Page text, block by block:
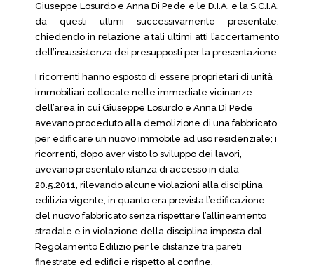
Giuseppe Losurdo e Anna Di Pede e le D.I.A. e la S.C.I.A.
da questi ultimi successivamente presentate,
chiedendo in relazione a tali ultimi atti l’accertamento
dell’insussistenza dei presupposti per la presentazione.
I ricorrenti hanno esposto di essere proprietari di unità
immobiliari collocate nelle immediate vicinanze
dell’area in cui Giuseppe Losurdo e Anna Di Pede
avevano proceduto alla demolizione di una fabbricato
per edificare un nuovo immobile ad uso residenziale; i
ricorrenti, dopo aver visto lo sviluppo dei lavori,
avevano presentato istanza di accesso in data
20.5.2011, rilevando alcune violazioni alla disciplina
edilizia vigente, in quanto era prevista l’edificazione
del nuovo fabbricato senza rispettare l’allineamento
stradale e in violazione della disciplina imposta dal
Regolamento Edilizio per le distanze tra pareti
finestrate ed edifici e rispetto al confine.